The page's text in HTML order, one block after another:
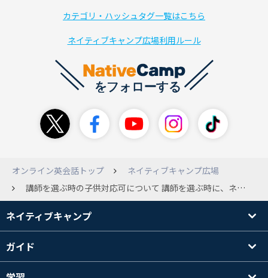
カテゴリ・ハッシュタグ一覧はこちら
ネイティブキャンプ広場利用ルール
オンライン英会話トップ
ネイティブキャンプ広場
講師を選ぶ時の子供対応可について 講師を選ぶ時に、ネイティブキャンプでは13歳は子供対応の講師を取るべきですか？ 子供対応可には何があるのですか？ 英語力については、まだまだ初心者です。（Side by Side1） (ko**)
ネイティブキャンプ
ガイド